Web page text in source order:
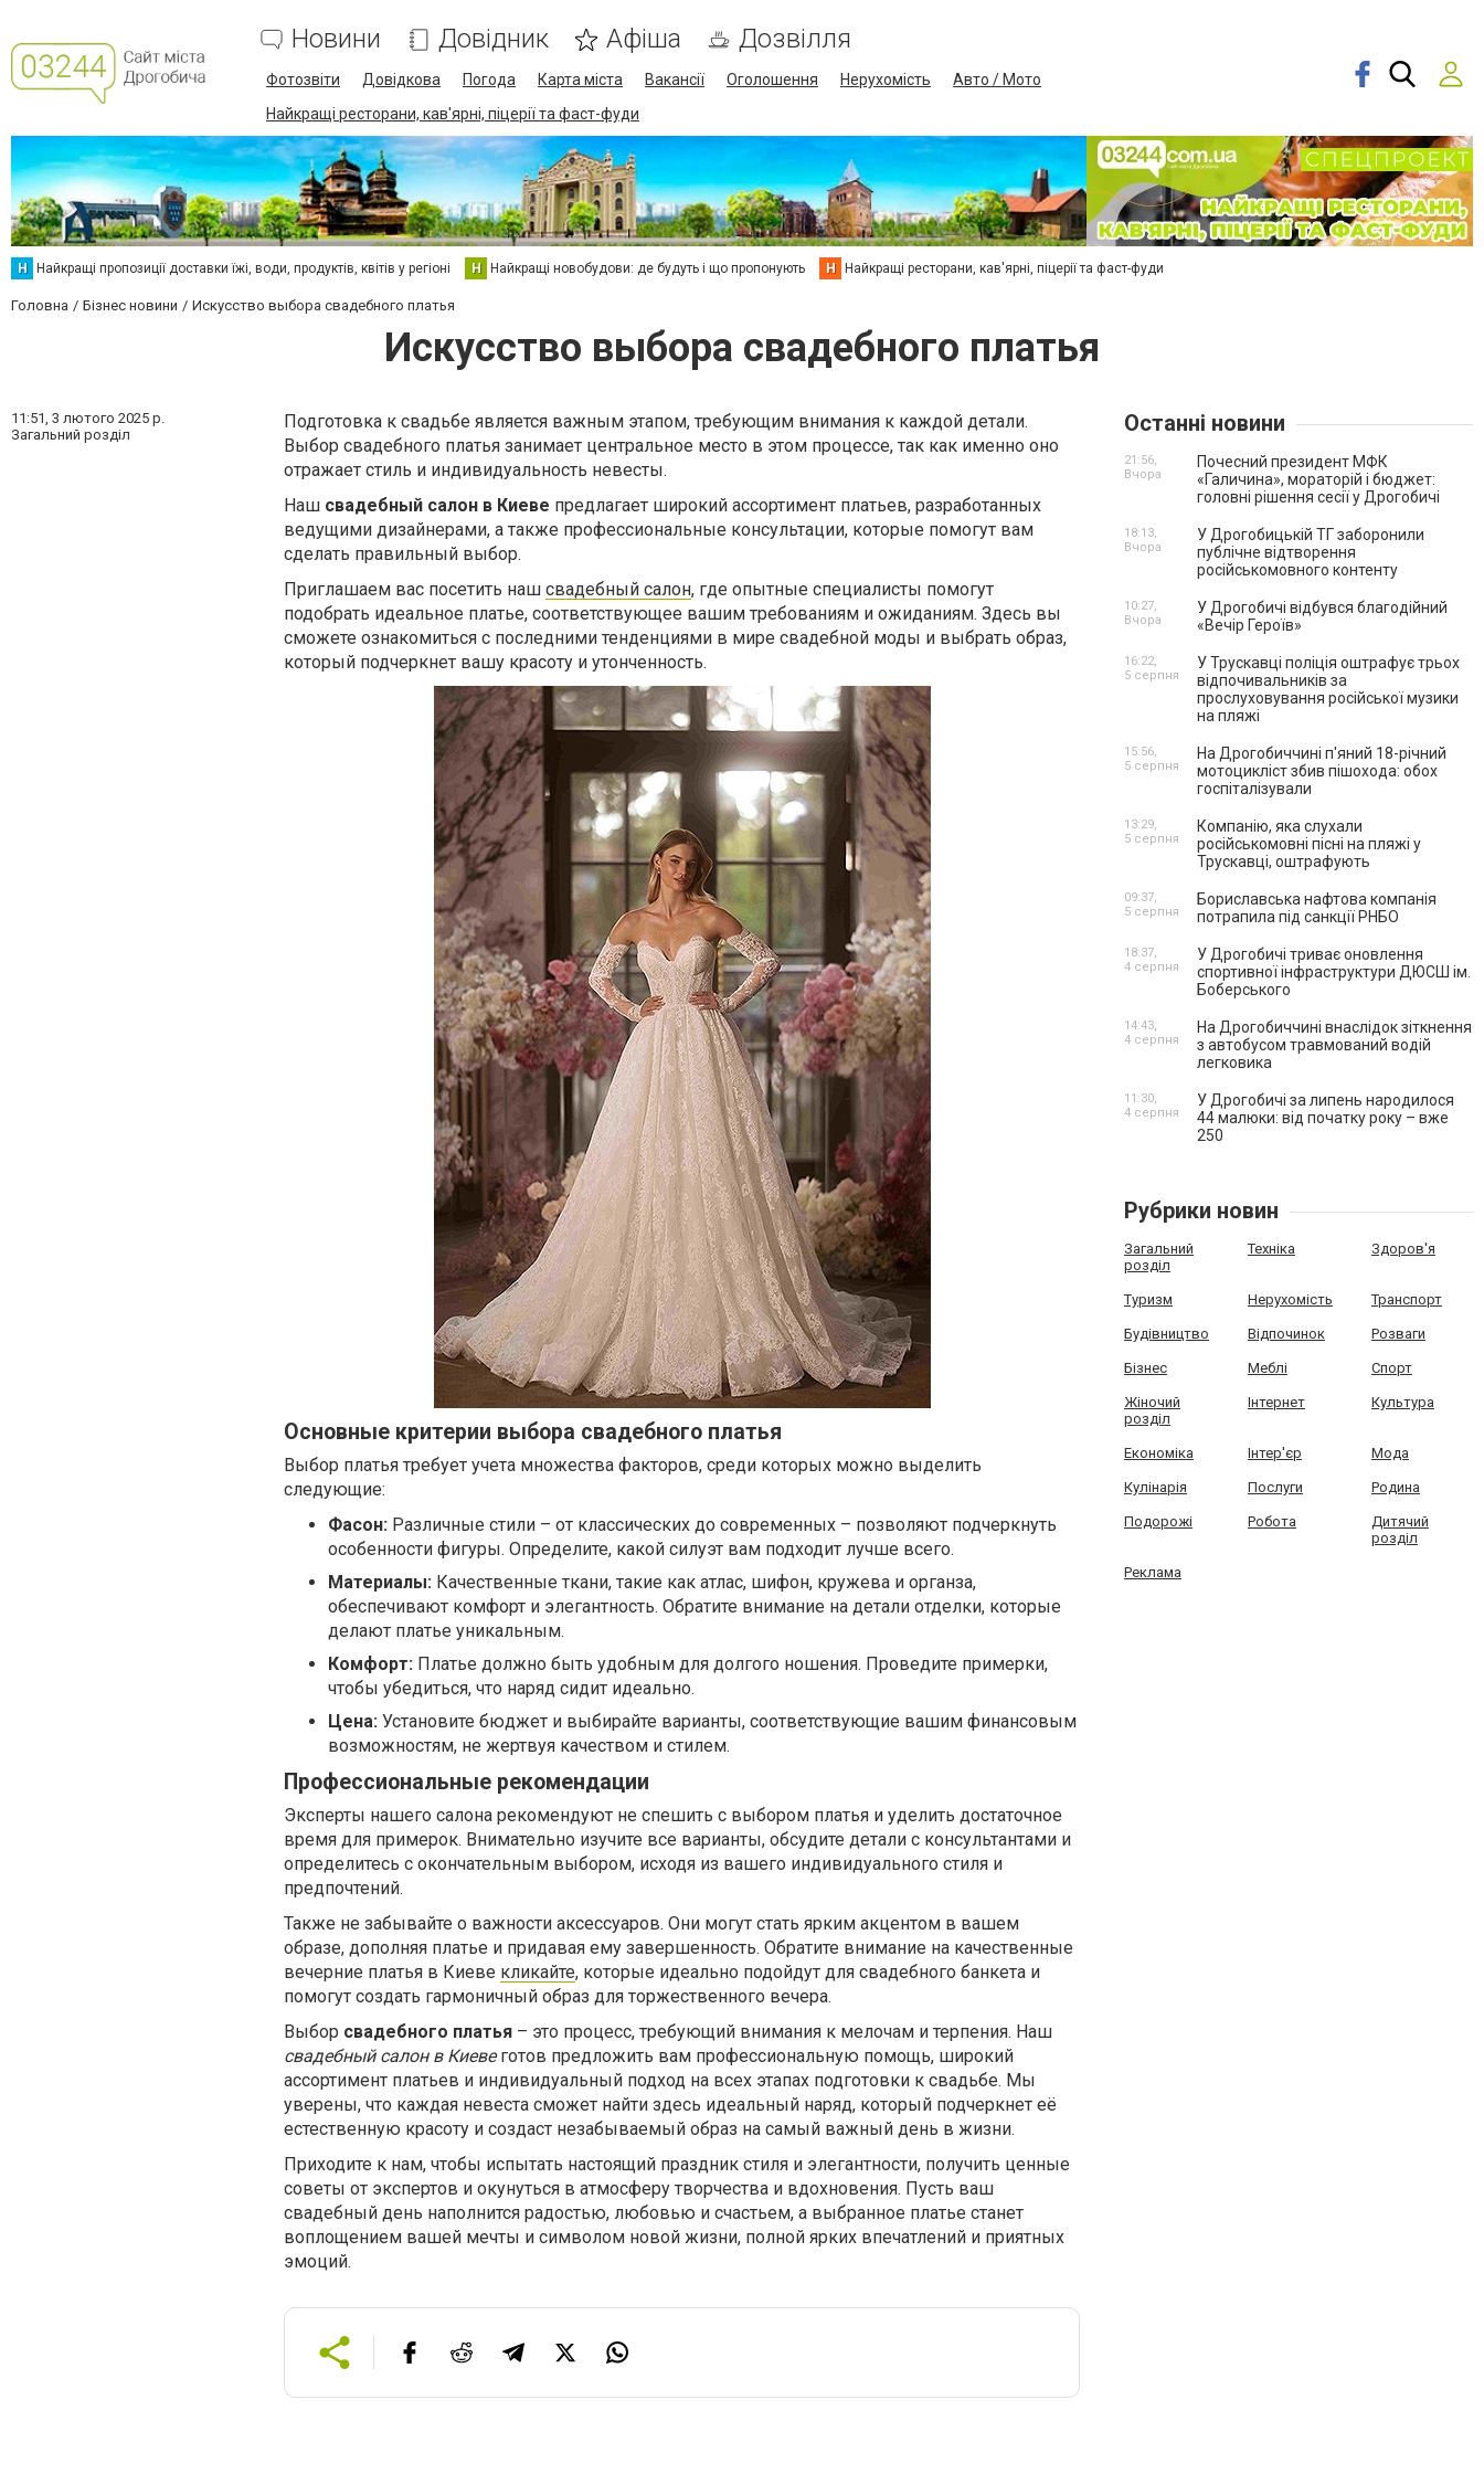
Новини Довідник Афіша Дозвілля
Фотозвіти Довідкова Погода Карта міста Вакансії Оголошення Нерухомість
Авто / Мото
Найкращі ресторани, кав'ярні, піцерії та фаст-фуди
Н Найкращі пропозиції доставки їжі, води, продуктів, квітів у регіоні Н Найкращі новобудови: де будуть і що пропонують Н Найкращі ресторани, кав'ярні, піцерії та фаст-фуди
Головна Бізнес новини Искусство выбора свадебного платья
Искусство выбора свадебного платья
11:51, 3 лютого 2025 р.
Загальний розділ
Подготовка к свадьбе является важным этапом, требующим внимания к каждой детали.
Выбор свадебного платья занимает центральное место в этом процессе, так как именно оно
отражает стиль и индивидуальность невесты.
Наш свадебный салон в Киеве предлагает широкий ассортимент платьев, разработанных
ведущими дизайнерами, а также профессиональные консультации, которые помогут вам
сделать правильный выбор.
Приглашаем вас посетить наш свадебный салон, где опытные специалисты помогут
подобрать идеальное платье, соответствующее вашим требованиям и ожиданиям. Здесь вы
сможете ознакомиться с последними тенденциями в мире свадебной моды и выбрать образ,
который подчеркнет вашу красоту и утонченность.
Основные критерии выбора свадебного платья
Выбор платья требует учета множества факторов, среди которых можно выделить
следующие:
Фасон: Различные стили – от классических до современных – позволяют подчеркнуть
особенности фигуры. Определите, какой силуэт вам подходит лучше всего.
Материалы: Качественные ткани, такие как атлас, шифон, кружева и органза,
обеспечивают комфорт и элегантность. Обратите внимание на детали отделки, которые
делают платье уникальным.
Комфорт: Платье должно быть удобным для долгого ношения. Проведите примерки,
чтобы убедиться, что наряд сидит идеально.
Цена: Установите бюджет и выбирайте варианты, соответствующие вашим финансовым
возможностям, не жертвуя качеством и стилем.
Профессиональные рекомендации
Эксперты нашего салона рекомендуют не спешить с выбором платья и уделить достаточное
время для примерок. Внимательно изучите все варианты, обсудите детали с консультантами и
определитесь с окончательным выбором, исходя из вашего индивидуального стиля и
предпочтений.
Также не забывайте о важности аксессуаров. Они могут стать ярким акцентом в вашем
образе, дополняя платье и придавая ему завершенность. Обратите внимание на качественные
вечерние платья в Киеве кликайте, которые идеально подойдут для свадебного банкета и
помогут создать гармоничный образ для торжественного вечера.
Выбор свадебного платья – это процесс, требующий внимания к мелочам и терпения. Наш
свадебный салон в Киевеготов предложить вам профессиональную помощь, широкий
ассортимент платьев и индивидуальный подход на всех этапах подготовки к свадьбе. Мы
уверены, что каждая невеста сможет найти здесь идеальный наряд, который подчеркнет её
естественную красоту и создаст незабываемый образ на самый важный день в жизни.
Приходите к нам, чтобы испытать настоящий праздник стиля и элегантности, получить ценные
советы от экспертов и окунуться в атмосферу творчества и вдохновения. Пусть ваш
свадебный день наполнится радостью, любовью и счастьем, а выбранное платье станет
воплощением вашей мечты и символом новой жизни, полной ярких впечатлений и приятных
эмоций.
Останні новини
Почесний президент МФК
«Галичина», мораторій і бюджет:
головні рішення сесії у Дрогобичі
21:56,
Вчора
У Дрогобицькій ТГ заборонили
публічне відтворення
російськомовного контенту
18:13,
Вчора
У Дрогобичі відбувся благодійний
«Вечір Героїв»
10:27,
Вчора
У Трускавці поліція оштрафує трьох
відпочивальників за
прослуховування російської музики
на пляжі
16:22,
5 серпня
На Дрогобиччині п'яний 18-річний
мотоцикліст збив пішохода: обох
госпіталізували
15:56,
5 серпня
Компанію, яка слухали
російськомовні пісні на пляжі у
Трускавці, оштрафують
13:29,
5 серпня
Бориславська нафтова компанія
потрапила під санкції РНБО
09:37,
5 серпня
У Дрогобичі триває оновлення
спортивної інфраструктури ДЮСШ ім.
Боберського
18:37,
4 серпня
На Дрогобиччині внаслідок зіткнення
з автобусом травмований водій
легковика
14:43,
4 серпня
У Дрогобичі за липень народилося
44 малюки: від початку року – вже
250
11:30,
4 серпня
Рубрики новин
Загальний
розділ
Техніка Здоров'я
Туризм Нерухомість Транспорт
Будівництво Відпочинок Розваги
Бізнес Меблі Спорт
Жіночий
розділ
Інтернет Культура
Економіка Інтер'єр Мода
Кулінарія Послуги Родина
Подорожі Робота
Дитячий
розділ
Реклама